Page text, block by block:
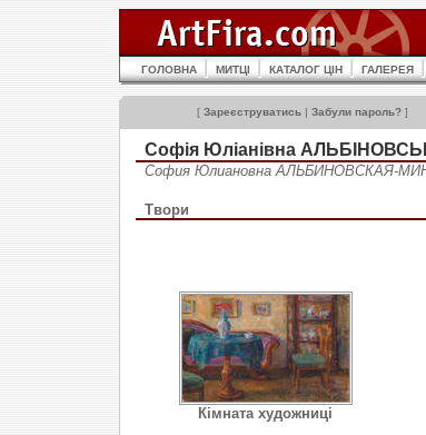
ГОЛОВНА МИТЦІ КАТАЛОГ ЦІН ГАЛЕРЕЯ
[ Зареєструватись | Забули пароль? ]
Софія Юліанівна
София Юлиановна АЛЬБИНОВСКАЯ-
Твори
Кімната художниці